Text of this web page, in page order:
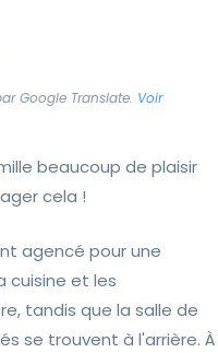
Google Translate. Voir
beaucoup de plaisir
cela !
agencé pour une
cuisine et les
tandis que la salle de
se trouvent à l'arrière. À